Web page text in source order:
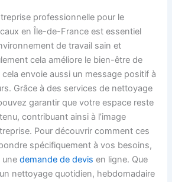
professionnelle pour le
en Île-de-France est essentiel
de travail sain et
cela améliore le bien-être de
envoie aussi un message positif à
Grâce à des services de nettoyage
garantir que votre espace reste
contribuant ainsi à l’image
Pour découvrir comment ces
spécifiquement à vos besoins,
unedemande de devis en ligne. Que
nettoyage quotidien, hebdomadaire